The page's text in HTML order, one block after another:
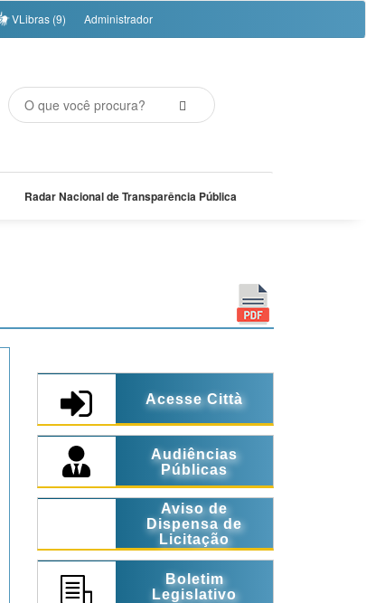
VLibras (9) Administrador
Radar Nacional de Transparência Pública
Acesse Città
Audiências
Públicas
Aviso de
Dispensa de
Licitação
Boletim
Legislativo